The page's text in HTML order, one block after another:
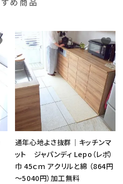
通年心地よさ抜群｜キッチンマ
ット ジャパンディ Lepo（レポ）
巾 45ｃｍ アクリルと綿 （864円
～5040円）加工無料
favorite